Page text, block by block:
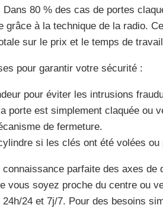
80 % des cas de portes
à la technique de la radio.
sur le prix et le temps de
pour garantir votre sécurité :
pour éviter les intrusions
porte est simplement claquée ou
de fermeture.
si les clés ont été volées ou
parfaite des axes de
vous soyez proche du centre ou
24 et 7j/7. Pour des besoins